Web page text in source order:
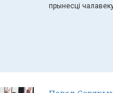
прынесці